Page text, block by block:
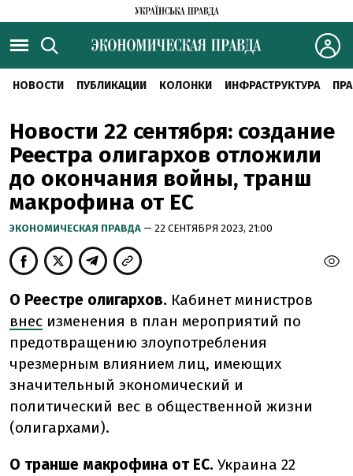
НОВОСТИ ПУБЛИКАЦИИ КОЛОНКИ ИНФРАСТРУКТУРА
Новости 22 сентября: создание
Реестра олигархов отложили
до окончания войны, транш
макрофина от ЕС
ЭКОНОМИЧЕСКАЯ ПРАВДА — 22 СЕНТЯБРЯ 2023, 21:00
О Реестре олигархов. Кабинет министров
внес изменения в план мероприятий по
предотвращению злоупотребления
чрезмерным влиянием лиц, имеющих
значительный экономический и
политический вес в общественной жизни
(олигархами).
О транше макрофина от ЕС. Украина 22